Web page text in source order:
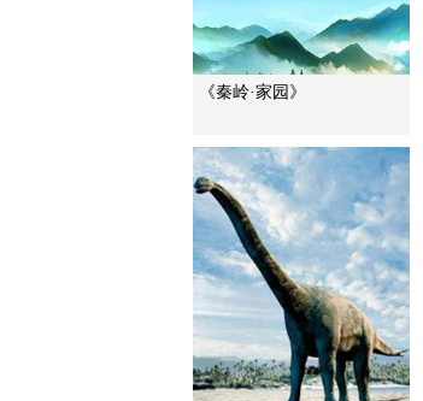
《秦岭·家园》